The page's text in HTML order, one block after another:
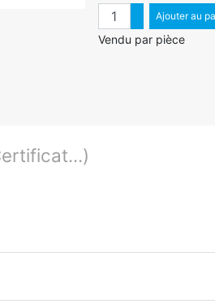
QuantitéAugmenter
Diminuer
Ajouter au
Vendu par pièce